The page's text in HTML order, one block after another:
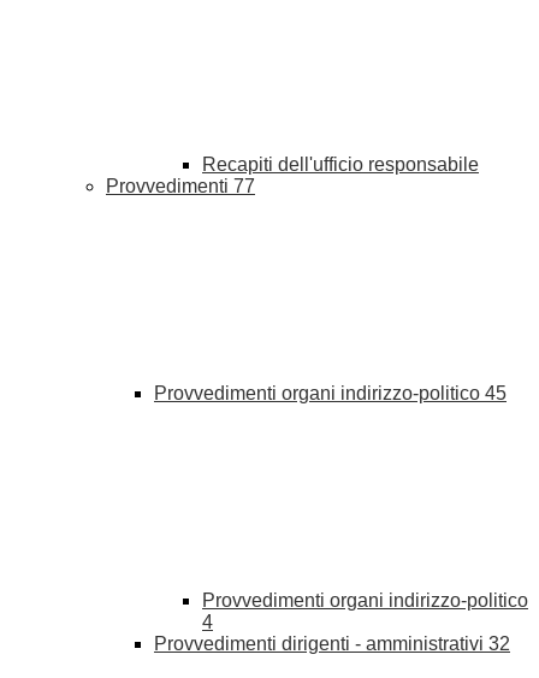
Recapiti dell'ufficio responsabile
Provvedimenti 77
Provvedimenti organi indirizzo-politico 45
Provvedimenti organi indirizzo-politico
4
Provvedimenti dirigenti - amministrativi 32